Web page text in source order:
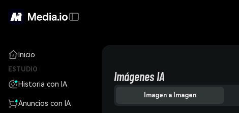
Inicio
ESTUDIO
Historia con IA
Anuncios con IA
Imágenes IA
Imagen a Imagen